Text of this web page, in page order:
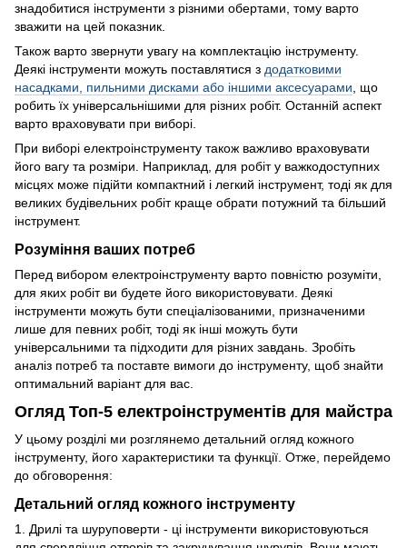
знадобитися інструменти з різними обертами, тому варто
зважити на цей показник.
Також варто звернути увагу на комплектацію інструменту.
Деякі інструменти можуть поставлятися з додатковими
насадками, пильними дисками або іншими аксесуарами, що
робить їх універсальнішими для різних робіт. Останній аспект
варто враховувати при виборі.
При виборі електроінструменту також важливо враховувати
його вагу та розміри. Наприклад, для робіт у важкодоступних
місцях може підійти компактний і легкий інструмент, тоді як для
великих будівельних робіт краще обрати потужний та більший
інструмент.
Розуміння ваших потреб
Перед вибором електроінструменту варто повністю розуміти,
для яких робіт ви будете його використовувати. Деякі
інструменти можуть бути спеціалізованими, призначеними
лише для певних робіт, тоді як інші можуть бути
універсальними та підходити для різних завдань. Зробіть
аналіз потреб та поставте вимоги до інструменту, щоб знайти
оптимальний варіант для вас.
Огляд Топ-5 електроінструментів для майстра
У цьому розділі ми розглянемо детальний огляд кожного
інструменту, його характеристики та функції. Отже, перейдемо
до обговорення:
Детальний огляд кожного інструменту
1. Дрилі та шуруповерти - ці інструменти використовуються